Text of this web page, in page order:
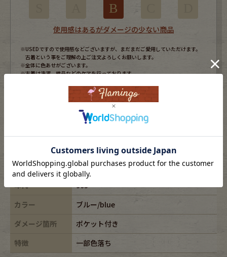
B
使用感はあるがダメージの少ない商品
※USEDですので使用感などございますが、まだまだご愛用していただけます。
古着という事をご理解の上ご注文よろしくお願いします。
※全体に色あせがございます。
※古着は洗濯、検品などのケアを行っております。
CREST COLLECTIOM
素材
-
年代
90s
カラー
ブルー/blue
ダメージ箇所
ポケット付き
特徴
一部色落ち